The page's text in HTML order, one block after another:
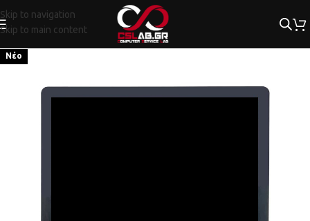
Skip to navigation
Skip to main content
Νέο